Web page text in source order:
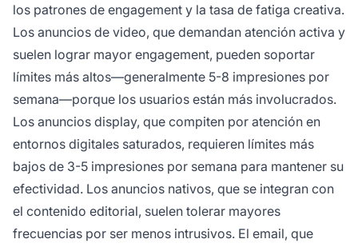
los patrones de engagement y la tasa de fatiga creativa.
Los anuncios de video, que demandan atención activa y
suelen lograr mayor engagement, pueden soportar
límites más altos—generalmente 5-8 impresiones por
semana—porque los usuarios están más involucrados.
Los anuncios display, que compiten por atención en
entornos digitales saturados, requieren límites más
bajos de 3-5 impresiones por semana para mantener su
efectividad. Los anuncios nativos, que se integran con
el contenido editorial, suelen tolerar mayores
frecuencias por ser menos intrusivos. El email, que